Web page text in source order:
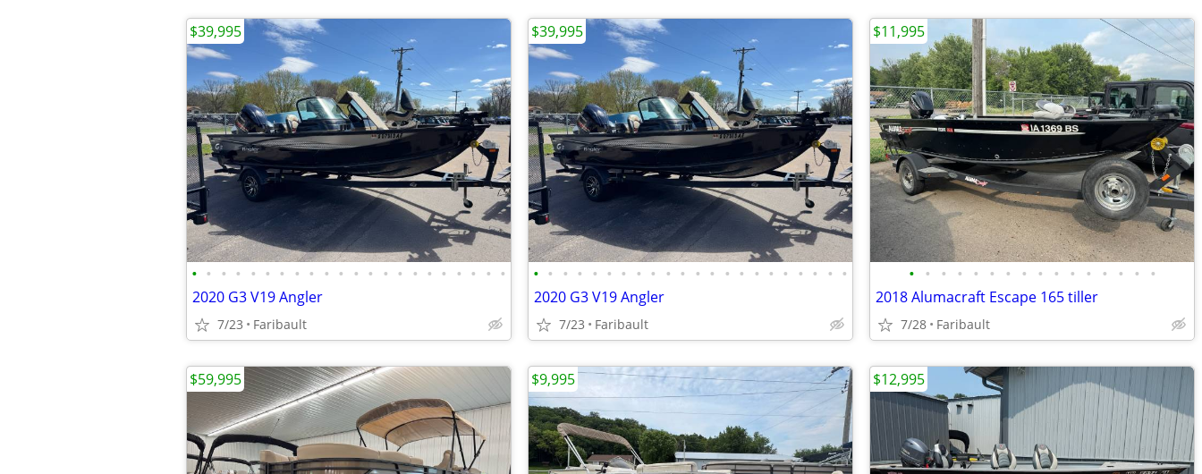
• • • • • • • • • • • • • • • • • • • • • •
2020 G3 V19 Angler
7/23 Faribault
$39,995
• • • • • • • • • • • • • • • • • • • • • •
2020 G3 V19 Angler
7/23 Faribault
$39,995
• • • • • • • • • • • • • • • •
2018 Alumacraft Escape 165 tiller
7/28 Faribault
$11,995
$59,995 $9,995 $12,995